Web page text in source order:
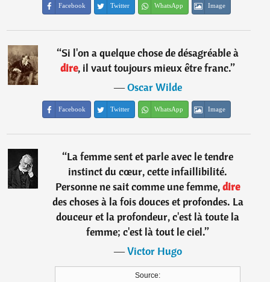
Facebook Twitter WhatsApp Image
“Si l'on a quelque chose de désagréable à
dire, il vaut toujours mieux être franc.”
―Oscar Wilde
Facebook Twitter WhatsApp Image
“La femme sent et parle avec le tendre
instinct du cœur, cette infaillibilité.
Personne ne sait comme une femme,dire
des choses à la fois douces et profondes. La
douceur et la profondeur, c'est là toute la
femme; c'est là tout le ciel.”
―Victor Hugo
Source: